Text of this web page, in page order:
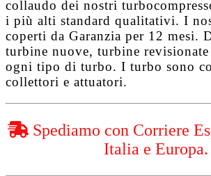
collaudo dei nostri
i più alti standard qualitativi. I
coperti da Garanzia per 12 mesi.
turbine nuove, turbine
ogni tipo di turbo. I turbo sono
collettori e attuatori.
Spediamo con Corriere
Italia e Europa.